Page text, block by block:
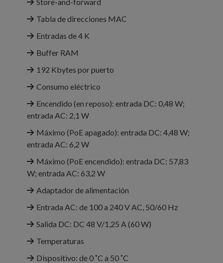
Tabla de direcciones MAC
Entradas de 4 K
Buffer RAM
192 Kbytes por puerto
Consumo eléctrico
Encendido (en reposo): entrada DC: 0,48 W;
entrada AC: 2,1 W
Máximo (PoE apagado): entrada DC: 4,48 W;
entrada AC: 6,2 W
Máximo (PoE encendido): entrada DC: 57,83
W; entrada AC: 63,2 W
Adaptador de alimentación
Entrada AC: de 100 a 240 V AC, 50/60 Hz
Salida DC: DC 48 V/1,25 A (60 W)
Temperaturas
Dispositivo: de 0 ˚C a 50 ˚C